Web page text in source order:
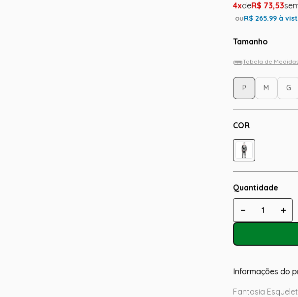
4 R$ 73,53
ouR$ 265.99 à
Tamanho
Tabela de
COR
P M G
Quantidade
＋
－
Informações do
Fantasia